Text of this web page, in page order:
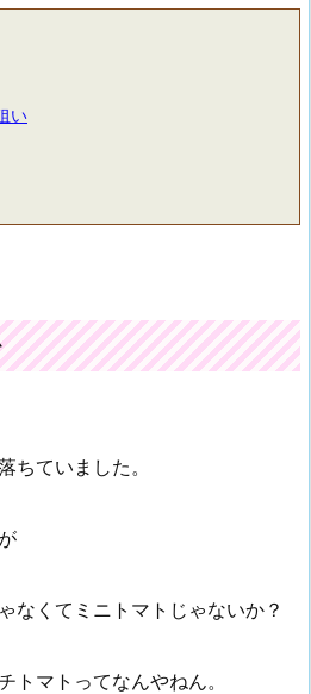
験のチーズフォンデュに舌鼓を打ちました。モンキーを狙う
やってき...
い
ちていました。
なくてミニトマトじゃないか？
トマトってなんやねん。